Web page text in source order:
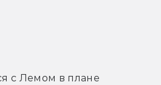
с Лемом в плане